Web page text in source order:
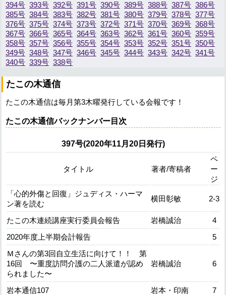
394号 393号 392号 391号 390号 389号 388号 387号 386号
385号 384号 383号 382号 381号 380号 379号 378号 377号
376号 375号 374号 373号 372号 371号 370号 369号 368号
367号 366号 365号 364号 363号 362号 361号 360号 359号
358号 357号 356号 355号 354号 353号 352号 351号 350号
349号 348号 347号 346号 345号 344号 343号 342号 341号
340号 339号 338号
たこの木通信
たこの木通信は毎月第3木曜発行している会報です！
たこの木通信バックナンバー目次
397号(2020年11月20日発行)
タイトル 著者/寄稿者
ペ
ー
ジ
「心的外傷と回復」ジュディス・ハーマ
ン著を読む
横田彰敏 2-3
たこの木連続講座実行委員会報告 岩橋誠治
4
2020年度上半期会計報告
5
Ｍさんの第3回自立生活に向けて！！ 第
16回 〜重度訪問介護の二人派遣が認め
られました〜
岩橋誠治 6
岩本通信107 岩本・印南
7